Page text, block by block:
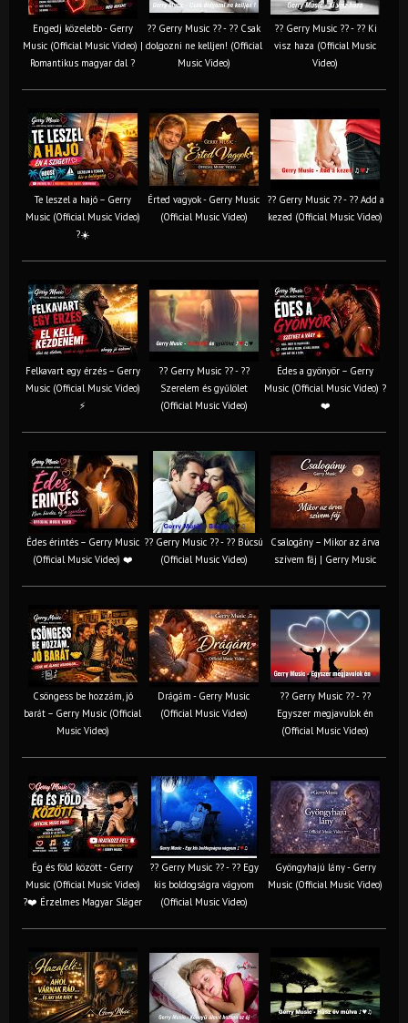
Engedj közelebb - Gerry
Music (Official Music Video) |
Romantikus magyar dal ?
?? Gerry Music ?? - ?? Csak
dolgozni ne kelljen! (Official
Music Video)
?? Gerry Music ?? - ?? Ki
visz haza (Official Music
Video)
Te leszel a hajó – Gerry
Music (Official Music Video)
?☀️
Érted vagyok - Gerry Music
(Official Music Video)
?? Gerry Music ?? - ?? Add a
kezed (Official Music Video)
Felkavart egy érzés – Gerry
Music (Official Music Video)
⚡
?? Gerry Music ?? - ??
Szerelem és gyűlölet
(Official Music Video)
Édes a gyönyör – Gerry
Music (Official Music Video) ?
❤️
Édes érintés – Gerry Music
(Official Music Video) ❤️
?? Gerry Music ?? - ?? Búcsú
(Official Music Video)
Csalogány – Mikor az árva
szívem fáj | Gerry Music
Csöngess be hozzám, jó
barát – Gerry Music (Official
Music Video)
Drágám - Gerry Music
(Official Music Video)
?? Gerry Music ?? - ??
Egyszer megjavulok én
(Official Music Video)
Ég és föld között - Gerry
Music (Official Music Video)
?❤️ Érzelmes Magyar Sláger
?? Gerry Music ?? - ?? Egy
kis boldogságra vágyom
(Official Music Video)
Gyöngyhajú lány - Gerry
Music (Official Music Video)